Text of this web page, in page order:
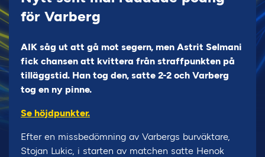
för Varberg
AIK såg ut att gå mot segern, men Astrit Selmani
fick chansen att kvittera från straffpunkten på
tilläggstid. Han tog den, satte 2-2 och Varberg
tog en ny pinne.
Se höjdpunkter.
Efter en missbedömning av Varbergs burväktare,
Stojan Lukic, i starten av matchen satte Henok